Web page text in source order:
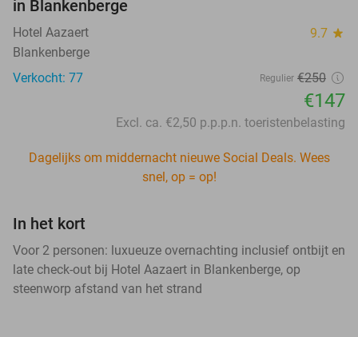
in Blankenberge
Hotel Aazaert 9.7 star
Blankenberge
Verkocht: 77
Regulier €250
€147
Excl. ca. €2,50 p.p.p.n. toeristenbelasting
Dagelijks om middernacht nieuwe Social Deals. Wees
snel, op = op!
In het kort
Voor 2 personen: luxueuze overnachting inclusief ontbijt en
late check-out bij Hotel Aazaert in Blankenberge, op
steenworp afstand van het strand